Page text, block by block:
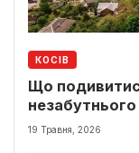
КОСІВ
Що
19 Травня, 2026